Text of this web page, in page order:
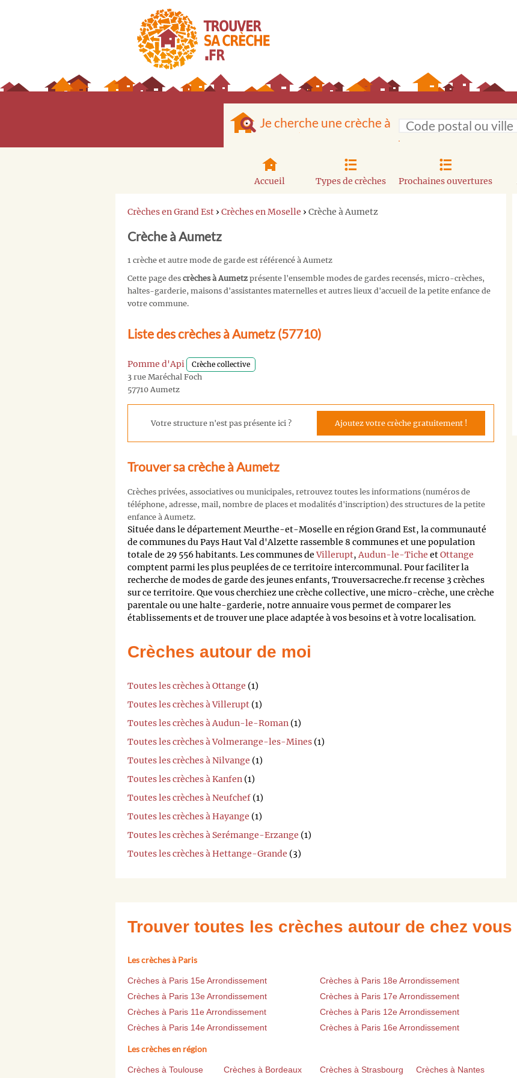
Je cherche une crèche à
Accueil Types de crèches Prochaines ouvertures
Crèches en Grand Est › Crèches en Moselle › Crèche à Aumetz
Crèche à Aumetz
1 crèche et autre mode de garde est référencé à Aumetz
Cette page des crèches à Aumetz présente l'ensemble modes de gardes recensés, micro-crèches,
haltes-garderie, maisons d'assistantes maternelles et autres lieux d'accueil de la petite enfance de
votre commune.
Liste des crèches à Aumetz (57710)
Pomme d'Api Crèche collective
3 rue Maréchal Foch
57710 Aumetz
Votre structure n'est pas présente ici ? Ajoutez votre crèche gratuitement !
Trouver sa crèche à Aumetz
Crèches privées, associatives ou municipales, retrouvez toutes les informations (numéros de
téléphone, adresse, mail, nombre de places et modalités d'inscription) des structures de la petite
enfance à Aumetz.
Située dans le département Meurthe-et-Moselle en région Grand Est, la communauté
de communes du Pays Haut Val d'Alzette rassemble 8 communes et une population
totale de 29 556 habitants. Les communes deVillerupt,Audun-le-Tiche etOttange
comptent parmi les plus peuplées de ce territoire intercommunal. Pour faciliter la
recherche de modes de garde des jeunes enfants, Trouversacreche.fr recense 3 crèches
sur ce territoire. Que vous cherchiez une crèche collective, une micro-crèche, une crèche
parentale ou une halte-garderie, notre annuaire vous permet de comparer les
établissements et de trouver une place adaptée à vos besoins et à votre localisation.
Crèches autour de moi
Toutes les crèches à Ottange (1)
Toutes les crèches à Villerupt (1)
Toutes les crèches à Audun-le-Roman (1)
Toutes les crèches à Volmerange-les-Mines (1)
Toutes les crèches à Nilvange (1)
Toutes les crèches à Kanfen (1)
Toutes les crèches à Neufchef (1)
Toutes les crèches à Hayange (1)
Toutes les crèches à Serémange-Erzange (1)
Toutes les crèches à Hettange-Grande (3)
Trouver toutes les crèches autour de chez vous
Les crèches à Paris
Crèches à Paris 15e Arrondissement
Crèches à Paris 18e Arrondissement
Crèches à Paris 13e Arrondissement
Crèches à Paris 17e Arrondissement
Crèches à Paris 11e Arrondissement
Crèches à Paris 12e Arrondissement
Crèches à Paris 14e Arrondissement
Crèches à Paris 16e Arrondissement
Les crèches en région
Crèches à Toulouse Crèches à Bordeaux Crèches à Strasbourg
Crèches à Nantes